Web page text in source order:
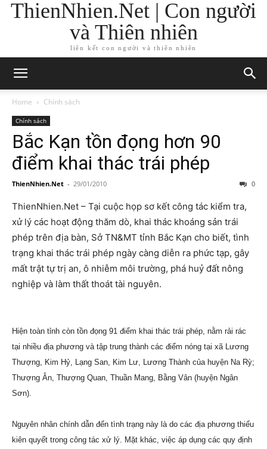
ThienNhien.Net | Con người
và Thiên nhiên
liên kết con người và thiên nhiên
Home Chính sách
Chính sách
Bắc Kạn tồn đọng hơn 90
điểm khai thác trái phép
ThienNhien.Net - 29/01/2010 0
ThienNhien.Net – Tại cuộc họp sơ kết công tác kiểm tra,
xử lý các hoạt động thăm dò, khai thác khoáng sản trái
phép trên địa bàn, Sở TN&MT tỉnh Bắc Kạn cho biết, tình
trạng khai thác trái phép ngày càng diễn ra phức tạp, gây
mất trật tự trị an, ô nhiễm môi trường, phá huỷ đất nông
nghiệp và làm thất thoát tài nguyên.
Hiện toàn tỉnh còn tồn đọng 91 điểm khai thác trái phép, nằm rải rác
tại nhiều địa phương và tập trung thành các điểm nóng tại xã Lương
Thượng, Kim Hỷ, Lạng San, Kim Lư, Lương Thành của huyện Na Rỳ;
Thượng Ân, Thượng Quan, Thuần Mang, Bằng Vân (huyện Ngân
Sơn).
Nguyên nhân chính dẫn đến tình trạng này là do các địa phương thiếu
kiên quyết trong công tác xử lý. Mặt khác, việc áp dụng các quy định